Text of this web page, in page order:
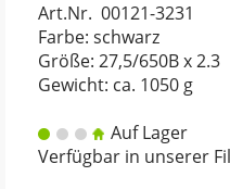
Art.Nr. 00121-3231
Farbe: schwarz
Größe: 27,5/650B x 2.3
Gewicht: ca. 1050 g
Auf Lager
Verfügbar in unserer